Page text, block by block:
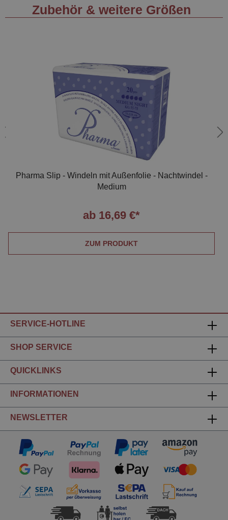
Zubehör & weitere Größen
Pharma Slip - Windeln mit Außenfolie - Nachtwindel -
Medium
ab 16,69 €*
ZUM PRODUKT
SERVICE-HOTLINE
SHOP SERVICE
QUICKLINKS
INFORMATIONEN
NEWSLETTER